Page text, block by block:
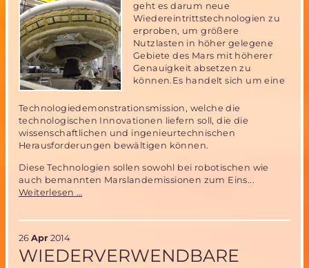
geht es darum neue
Wiedereintrittstechnologien zu
erproben, um größere
Nutzlasten in höher gelegene
Gebiete des Mars mit höherer
Genauigkeit absetzen zu
können.Es handelt sich um eine
Technologiedemonstrationsmission, welche die
technologischen Innovationen liefern soll, die die
wissenschaftlichen und ingenieurtechnischen
Herausforderungen bewältigen können.
Diese Technologien sollen sowohl bei robotischen wie
auch bemannten Marslandemissionen zum Eins...
Weiterlesen …
Density
26 Apr 2014
WIEDERVERWENDBARE